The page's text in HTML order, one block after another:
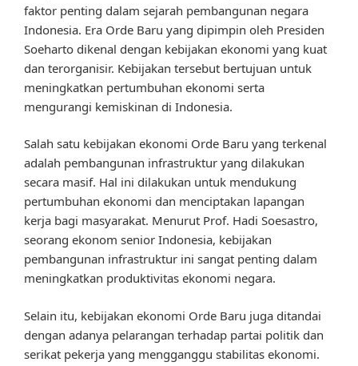
faktor penting dalam sejarah pembangunan negara
Indonesia. Era Orde Baru yang dipimpin oleh Presiden
Soeharto dikenal dengan kebijakan ekonomi yang kuat
dan terorganisir. Kebijakan tersebut bertujuan untuk
meningkatkan pertumbuhan ekonomi serta
mengurangi kemiskinan di Indonesia.
Salah satu kebijakan ekonomi Orde Baru yang terkenal
adalah pembangunan infrastruktur yang dilakukan
secara masif. Hal ini dilakukan untuk mendukung
pertumbuhan ekonomi dan menciptakan lapangan
kerja bagi masyarakat. Menurut Prof. Hadi Soesastro,
seorang ekonom senior Indonesia, kebijakan
pembangunan infrastruktur ini sangat penting dalam
meningkatkan produktivitas ekonomi negara.
Selain itu, kebijakan ekonomi Orde Baru juga ditandai
dengan adanya pelarangan terhadap partai politik dan
serikat pekerja yang mengganggu stabilitas ekonomi.